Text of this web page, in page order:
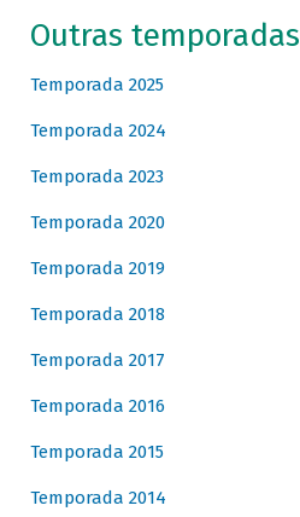
Outras temporadas
Temporada 2025
Temporada 2024
Temporada 2023
Temporada 2020
Temporada 2019
Temporada 2018
Temporada 2017
Temporada 2016
Temporada 2015
Temporada 2014